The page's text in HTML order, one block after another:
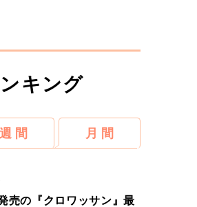
キング
週 間 月 間
売の『クロワッサン』最